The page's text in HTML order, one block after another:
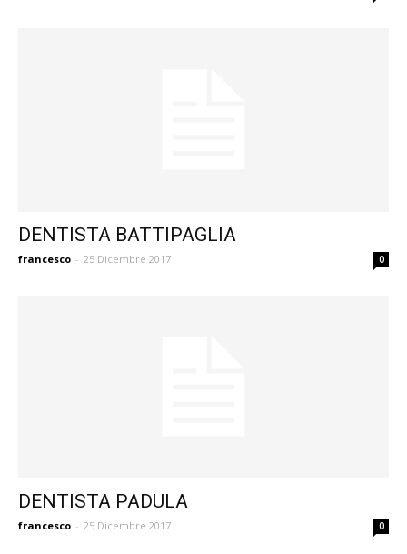
DENTISTA BATTIPAGLIA
francesco - 25 Dicembre 2017 0
DENTISTA PADULA
francesco - 25 Dicembre 2017 0